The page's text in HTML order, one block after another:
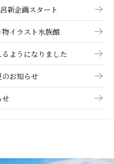
新企画スタート
物イラスト水族館
ようになりました
のお知らせ
せ